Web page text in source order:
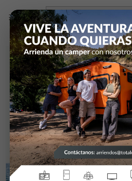
Inicio Campers y
Bomba de agua